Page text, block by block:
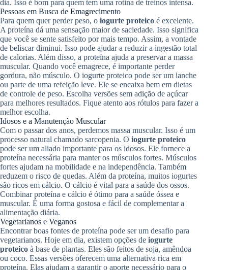
dia. Isso é bom para quem tem uma rotina de treinos intensa.
Pessoas em Busca de Emagrecimento
Para quem quer perder peso, o iogurte proteico é excelente.
A proteína dá uma sensação maior de saciedade. Isso significa
que você se sente satisfeito por mais tempo. Assim, a vontade
de beliscar diminui. Isso pode ajudar a reduzir a ingestão total
de calorias. Além disso, a proteína ajuda a preservar a massa
muscular. Quando você emagrece, é importante perder
gordura, não músculo. O iogurte proteico pode ser um lanche
ou parte de uma refeição leve. Ele se encaixa bem em dietas
de controle de peso. Escolha versões sem adição de açúcar
para melhores resultados. Fique atento aos rótulos para fazer a
melhor escolha.
Idosos e a Manutenção Muscular
Com o passar dos anos, perdemos massa muscular. Isso é um
processo natural chamado sarcopenia. O iogurte proteico
pode ser um aliado importante para os idosos. Ele fornece a
proteína necessária para manter os músculos fortes. Músculos
fortes ajudam na mobilidade e na independência. Também
reduzem o risco de quedas. Além da proteína, muitos iogurtes
são ricos em cálcio. O cálcio é vital para a saúde dos ossos.
Combinar proteína e cálcio é ótimo para a saúde óssea e
muscular. É uma forma gostosa e fácil de complementar a
alimentação diária.
Vegetarianos e Veganos
Encontrar boas fontes de proteína pode ser um desafio para
vegetarianos. Hoje em dia, existem opções de iogurte
proteico à base de plantas. Eles são feitos de soja, amêndoa
ou coco. Essas versões oferecem uma alternativa rica em
proteína. Elas ajudam a garantir o aporte necessário para o